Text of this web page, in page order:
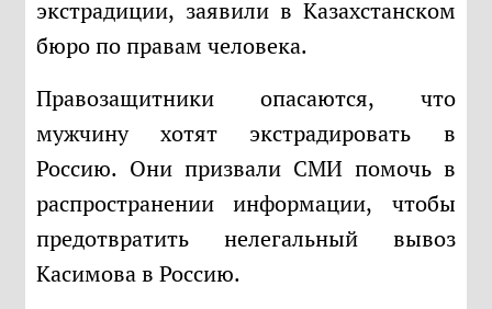
экстрадиции, заявили в Казахстанском
бюро по правам человека.
Правозащитники опасаются, что
мужчину хотят экстрадировать в
Россию. Они призвали СМИ помочь в
распространении информации, чтобы
предотвратить нелегальный вывоз
Касимова в Россию.